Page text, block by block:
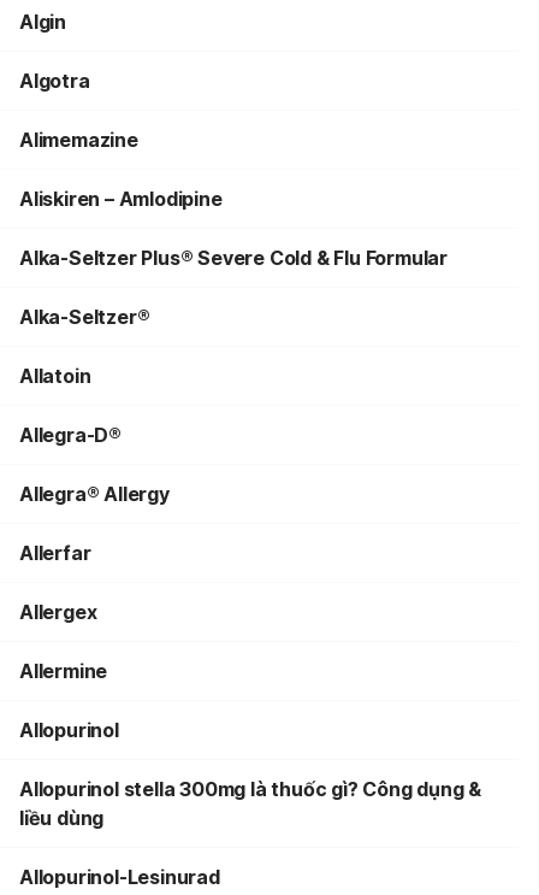
Algin
Algotra
Alimemazine
Aliskiren – Amlodipine
Alka-Seltzer Plus® Severe Cold & Flu Formular
Alka-Seltzer®
Allatoin
Allegra-D®
Allegra® Allergy
Allerfar
Allergex
Allermine
Allopurinol
Allopurinol stella 300mg là thuốc gì? Công dụng &
liều dùng
Allopurinol-Lesinurad